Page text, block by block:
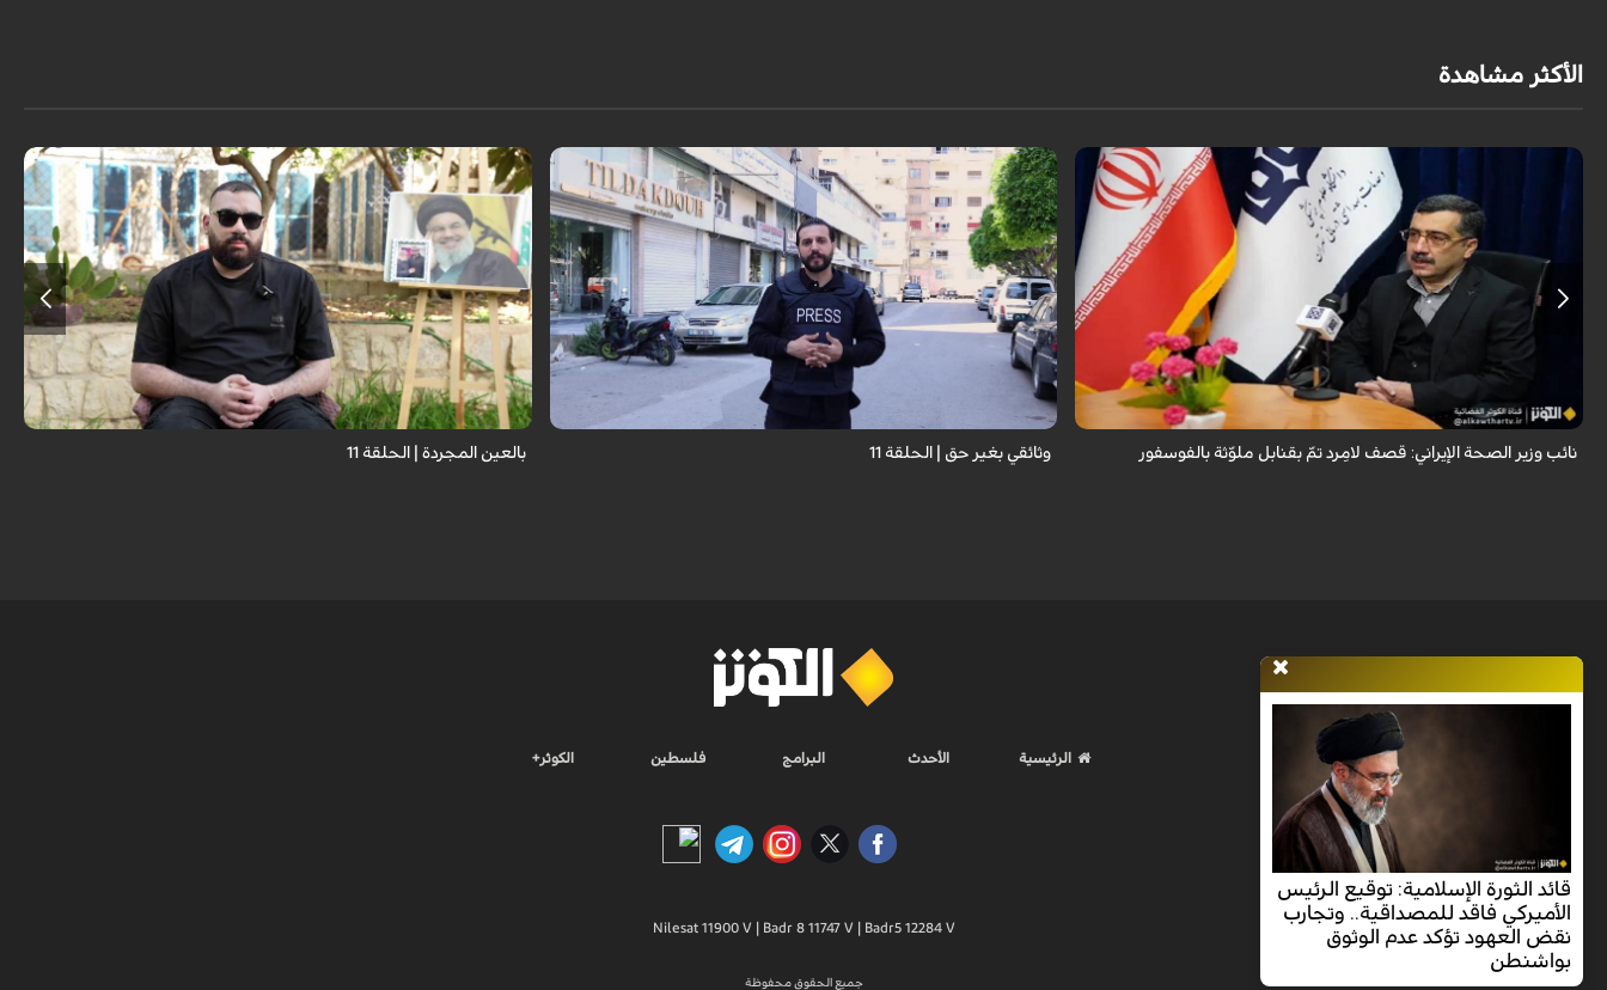
الأكثر مشاهدة
قال معاون وزير الصحة الإيراني لشؤون البحوث والتكنولوجيا، شاهين آخوندزاده،
إن التحقيقات التي أجرتها وزارة الصحة بشأن قصف مدينة لامِرد في محافظة
نائب وزير الصحة الإيراني: قصف لامِرد تمّ بقنابل ملوّثة بالفوسفور وثائقي بغير حق | الحلقة 11
برنامج "بالعين المجردة" هو توثيق إنسانيٌّ شجاعٌ للحياة تحت وطأة الحرب، حيث
نستمع فيه إلى شهاداتٍ حيّةٍ لأشخاص عايشوا التفجيرات والدمار، فنرى بعيونهم
ت...
بالعين المجردة | الحلقة 11
قائد الثورة الإسلامية: توقيع الرئيس
الأميركي فاقد للمصداقية.. وتجارب
نقض العهود تؤكد عدم الوثوق
بواشنطن
الرئيسية الأحدث البرامج فلسطين الكوثر+
Nilesat 11900 V | Badr 8 11747 V | Badr5 12284 V
جميع الحقوق محفوظة